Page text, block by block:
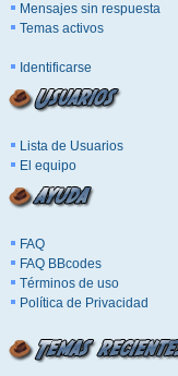
Mensajes sin respuesta
Temas activos
Identificarse
Lista de Usuarios
El equipo
FAQ
FAQ BBcodes
Términos de uso
Política de Privacidad